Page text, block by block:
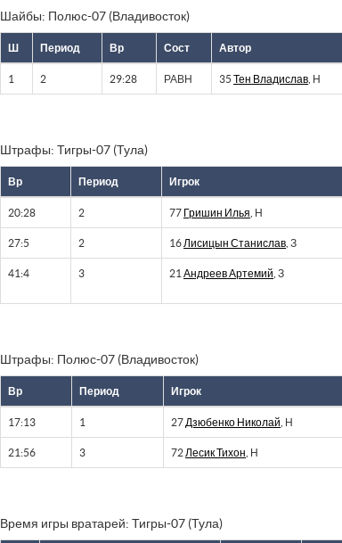
Шайбы: Полюс-07 (Владивосток)
Ш Период Вр Сост Автор
1 2 29:28 РАВН 35 Тен Владислав , Н
Штрафы: Тигры-07 (Тула)
Вр Период Игрок
20:28 2 77 Гришин Илья , Н
27:5 2 16 Лисицын Станислав , З
41:4 3 21 Андреев Артемий , З
Штрафы: Полюс-07 (Владивосток)
Вр Период Игрок
17:13 1 27 Дзюбенко Николай , Н
21:56 3 72 Лесик Тихон , Н
Время игры вратарей: Тигры-07 (Тула)